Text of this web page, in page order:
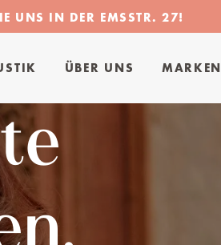
UNS IN DER EMSSTR. 27!
ÜBER UNS MARKEN